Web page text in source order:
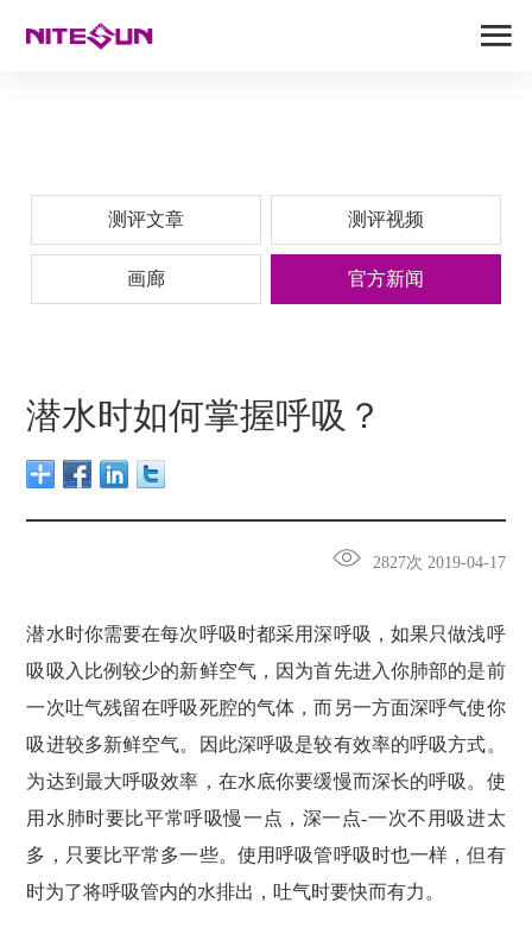
测评文章 测评视频
画廊 官方新闻
潜水时如何掌握呼吸？
2827次 2019-04-17
潜水时你需要在每次呼吸时都采用深呼吸，如果只做浅呼
吸吸入比例较少的新鲜空气，因为首先进入你肺部的是前
一次吐气残留在呼吸死腔的气体，而另一方面深呼气使你
吸进较多新鲜空气。因此深呼吸是较有效率的呼吸方式。
为达到最大呼吸效率，在水底你要缓慢而深长的呼吸。使
用水肺时要比平常呼吸慢一点，深一点-一次不用吸进太
多，只要比平常多一些。使用呼吸管呼吸时也一样，但有
时为了将呼吸管内的水排出，吐气时要快而有力。